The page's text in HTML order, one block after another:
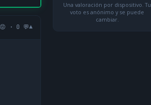
· 0 💬▾
Una valoración por dispositivo. Tu
voto es anónimo y se puede
cambiar.